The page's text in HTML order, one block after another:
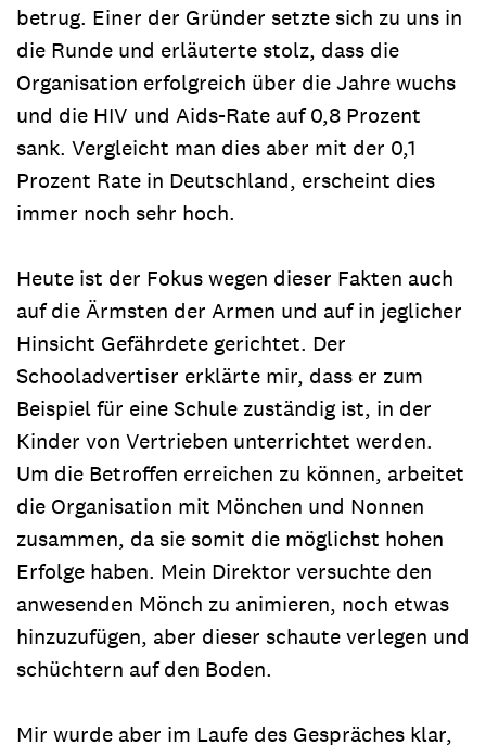
betrug. Einer der Gründer setzte sich zu uns in
die Runde und erläuterte stolz, dass die
Organisation erfolgreich über die Jahre wuchs
und die HIV und Aids-Rate auf 0,8 Prozent
sank. Vergleicht man dies aber mit der 0,1
Prozent Rate in Deutschland, erscheint dies
immer noch sehr hoch.
Heute ist der Fokus wegen dieser Fakten auch
auf die Ärmsten der Armen und auf in jeglicher
Hinsicht Gefährdete gerichtet. Der
Schooladvertiser erklärte mir, dass er zum
Beispiel für eine Schule zuständig ist, in der
Kinder von Vertrieben unterrichtet werden.
Um die Betroffen erreichen zu können, arbeitet
die Organisation mit Mönchen und Nonnen
zusammen, da sie somit die möglichst hohen
Erfolge haben. Mein Direktor versuchte den
anwesenden Mönch zu animieren, noch etwas
hinzuzufügen, aber dieser schaute verlegen und
schüchtern auf den Boden.
Mir wurde aber im Laufe des Gespräches klar,